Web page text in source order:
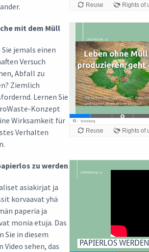
mit dem Müll
Sie jemals einen
Versuch
Abfall zu
Ziemlich
Lernen Sie
Konzept
Wirksamkeit für
Verhalten
zu werden
asiakirjat ja
korvaavat yhä
paperia ja
monia etuja. Das
Sie in diesem
Video sehen, das